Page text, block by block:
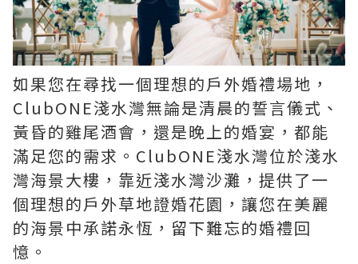
如果您在尋找一個理想的戶外婚禮場地，
ClubONE淺水灣無論是清晨的誓言儀式、
黃昏的雞尾酒會，還是晚上的婚宴，都能
滿足您的需求。ClubONE淺水灣位於淺水
灣海景大樓，靠近淺水灣沙灘，提供了一
個理想的戶外草地證婚花園，讓您在美麗
的海景中承諾永恆，留下難忘的婚禮回
憶。